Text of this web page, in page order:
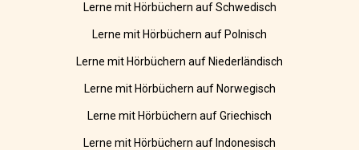
Lerne mit Hörbüchern auf Schwedisch
Lerne mit Hörbüchern auf Polnisch
Lerne mit Hörbüchern auf Niederländisch
Lerne mit Hörbüchern auf Norwegisch
Lerne mit Hörbüchern auf Griechisch
Lerne mit Hörbüchern auf Indonesisch